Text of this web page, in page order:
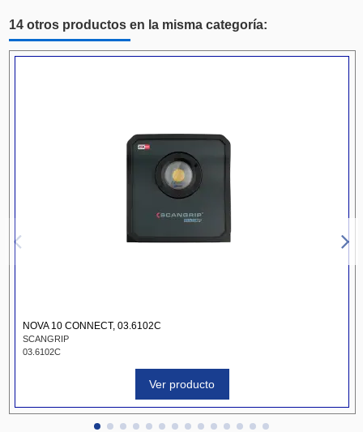
14 otros productos en la misma categoría:
NOVA 10 CONNECT, 03.6102C
SCANGRIP
03.6102C
Ver producto